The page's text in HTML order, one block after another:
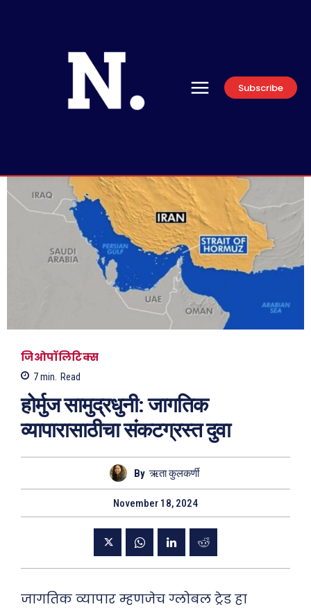
Subscribe
जिओपॉलिटिक्स
7min. Read
होर्मुज सामुद्रधुनी: जागतिक
व्यापारासाठीचा संकटग्रस्त दुवा
By ऋता कुलकर्णी
November 18, 2024
जागतिक व्यापार म्हणजेच ग्लोबल ट्रेड हा